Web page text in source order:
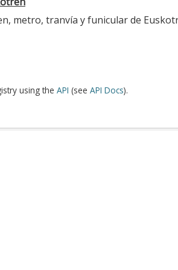
metro, tranvía y funicular de
using the API (see API Docs).